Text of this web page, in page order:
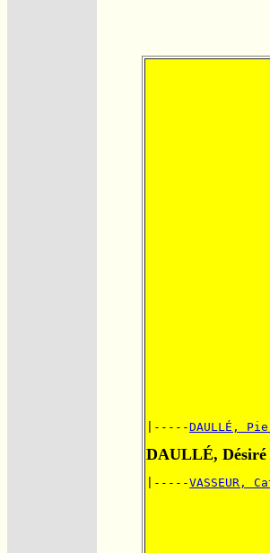
|-----DAULLÉ,
DAULLÉ,
|-----VASSEUR,